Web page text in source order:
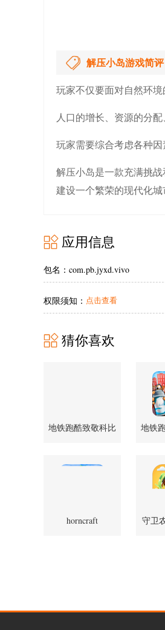
解压小岛游戏简评
玩家不仅要面对自然环境
人口的增长、资源的分
玩家需要综合考虑各种因
解压小岛是一款充满挑
建设一个繁荣的现代化城
应用信息
包名：com.pb.jyxd.vivo
权限须知： 点击查看
猜你喜欢
地铁跑酷致敬科比
地铁
horncraft
守卫